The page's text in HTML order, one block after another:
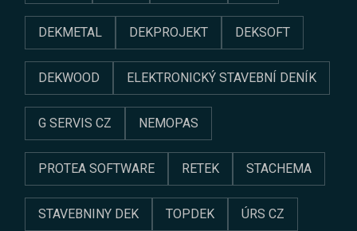
DEKMETAL DEKPROJEKT DEKSOFT
DEKWOOD ELEKTRONICKÝ STAVEBNÍ DENÍK
G SERVIS CZ NEMOPAS
PROTEA SOFTWARE RETEK STACHEMA
STAVEBNINY DEK TOPDEK ÚRS CZ